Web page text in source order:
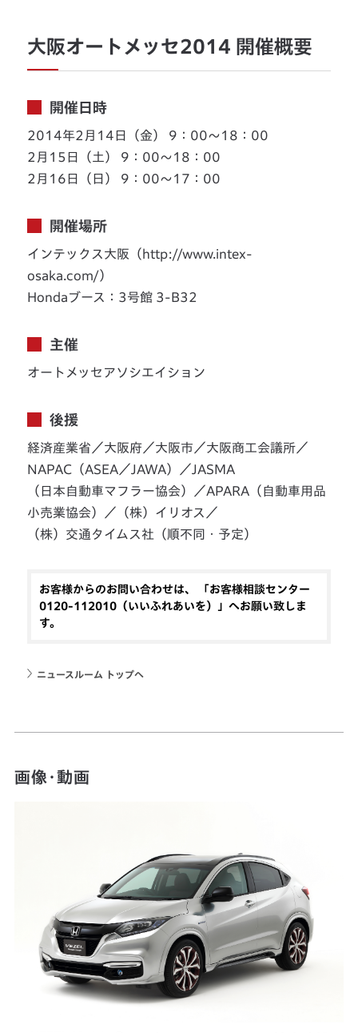
大阪オートメッセ2014 開催概要
開催日時
2014年2月14日（金） 9：00〜18：00
2月15日（土） 9：00〜18：00
2月16日（日） 9：00〜17：00
開催場所
インテックス大阪（http://www.intex-
osaka.com/）
Hondaブース：3号館 3-B32
主催
オートメッセアソシエイション
後援
経済産業省／大阪府／大阪市／大阪商工会議所／
NAPAC（ASEA／JAWA）／JASMA
（日本自動車マフラー協会）／APARA（自動車用品
小売業協会）／（株）イリオス／
（株）交通タイムス社（順不同・予定）
お客様からのお問い合わせは、 「お客様相談センター
0120-112010（いいふれあいを）」へお願い致しま
す。
ニュースルーム トップへ
画像・動画